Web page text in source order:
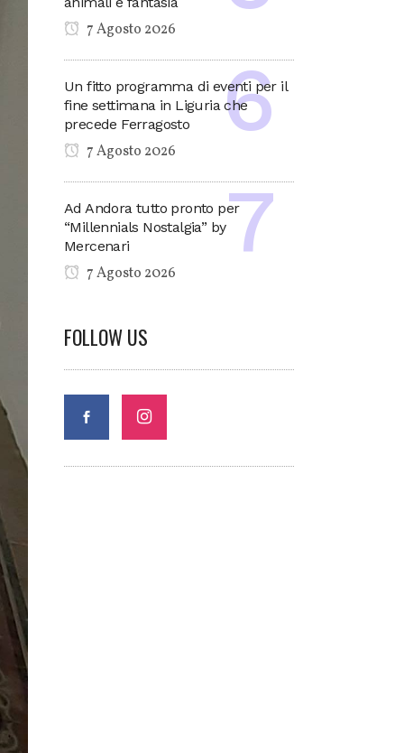
7 Agosto 2026
Un fitto programma di eventi per il
fine settimana in Liguria che
precede Ferragosto
7 Agosto 2026
Ad Andora tutto pronto per
“Millennials Nostalgia” by
Mercenari
7 Agosto 2026
FOLLOW US